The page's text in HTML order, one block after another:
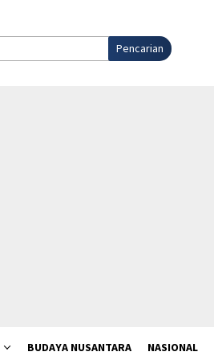
Pencarian
BUDAYA NUSANTARA NASIONAL